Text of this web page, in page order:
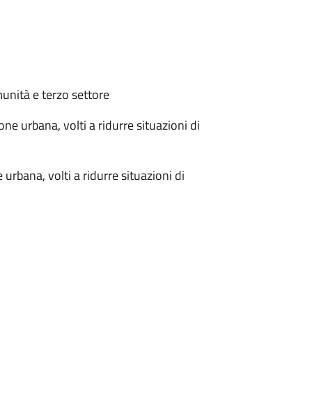
e terzo settore
urbana, volti a ridurre situazioni di
volti a ridurre situazioni di